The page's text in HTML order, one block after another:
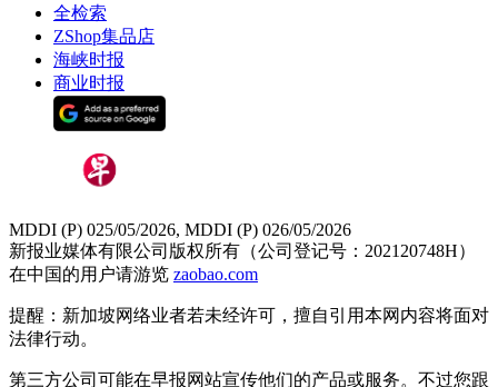
全检索
ZShop集品店
海峡时报
商业时报
MDDI (P) 025/05/2026, MDDI (P) 026/05/2026
新报业媒体有限公司版权所有（公司登记号：202120748H）
在中国的用户请游览 zaobao.com
提醒：新加坡网络业者若未经许可，擅自引用本网内容将面对
法律行动。
第三方公司可能在早报网站宣传他们的产品或服务。不过您跟